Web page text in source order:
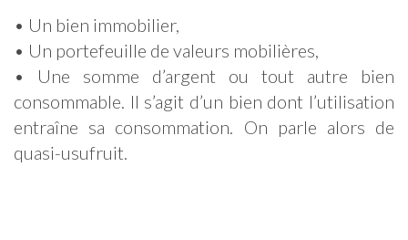
• Un bien immobilier,
• Un portefeuille de valeurs mobilières,
• Une somme d’argent ou tout autre bien
consommable. Il s’agit d’un bien dont l’utilisation
entraîne sa consommation. On parle alors de
quasi-usufruit.